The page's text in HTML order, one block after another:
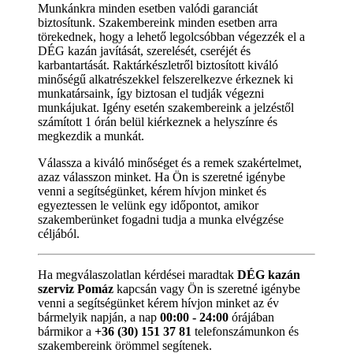
Munkánkra minden esetben valódi garanciát
biztosítunk. Szakembereink minden esetben arra
törekednek, hogy a lehető legolcsóbban végezzék el a
DÉG kazán javítását, szerelését, cseréjét és
karbantartását. Raktárkészletről biztosított kiváló
minőségű alkatrészekkel felszerelkezve érkeznek ki
munkatársaink, így biztosan el tudják végezni
munkájukat. Igény esetén szakembereink a jelzéstől
számított 1 órán belül kiérkeznek a helyszínre és
megkezdik a munkát.
Válassza a kiváló minőséget és a remek szakértelmet,
azaz válasszon minket. Ha Ön is szeretné igénybe
venni a segítségünket, kérem hívjon minket és
egyeztessen le velünk egy időpontot, amikor
szakemberünket fogadni tudja a munka elvégzése
céljából.
Ha megválaszolatlan kérdései maradtak DÉG kazán
szerviz Pomáz kapcsán vagy Ön is szeretné igénybe
venni a segítségünket kérem hívjon minket az év
bármelyik napján, a nap 00:00 - 24:00 órájában
bármikor a +36 (30) 151 37 81 telefonszámunkon és
szakembereink örömmel segítenek.